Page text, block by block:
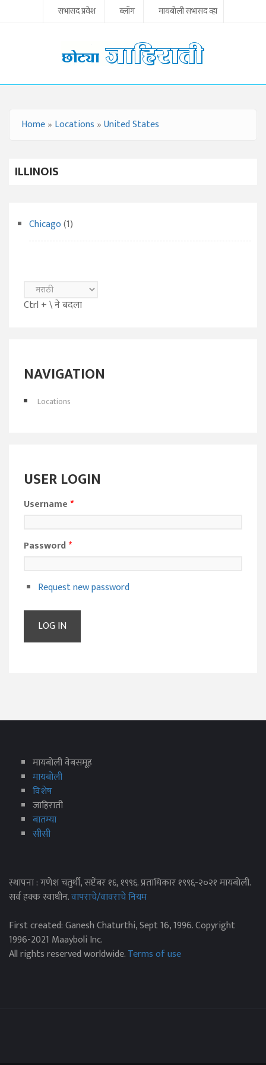
Skip to main content
सभासद प्रवेश ब्लॉग मायबोली सभासद व्हा
YOU ARE HERE
Home» Locations »United States
ILLINOIS
Chicago(1)
Ctrl + \ ने बदला
NAVIGATION
Locations
USER LOGIN
Username*
Password*
Request new password
मायबोली वेबसमूह
मायबोली
विशेष
जाहिराती
बातम्या
सीसी
स्थापना : गणेश चतुर्थी, सप्टेंबर १६, १९९६. प्रताधिकार १९९६-२०२१ मायबोली.
सर्व हक्क स्वाधीन.वापराचे/वावराचे नियम
First created: Ganesh Chaturthi, Sept 16, 1996. Copyright
1996-2021 Maayboli Inc.
All rights reserved worldwide.Terms of use